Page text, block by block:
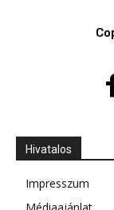
Hivatalos
Impresszum